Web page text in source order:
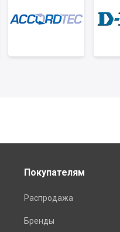
Покупателям
Распродажа
Бренды